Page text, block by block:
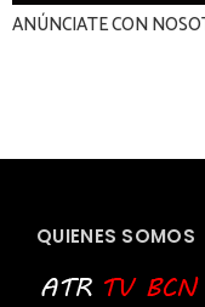
ANÚNCIATE CON
QUIENES SOMOS